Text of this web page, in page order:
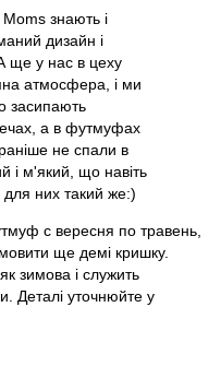
знають і
дизайн і
ще у нас в цеху
атмосфера, і ми
засипають
а в футмуфах
раніше не спали в
і м'який, що навіть
них такий же:)
с вересня по травень,
ще демі кришку.
зимова і служить
Деталі уточнюйте у